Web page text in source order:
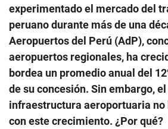
experimentado el mercado del
peruano durante más de una
Aeropuertos del Perú (AdP),
aeropuertos regionales, ha
bordea un promedio anual del
de su concesión. Sin embargo,
infraestructura aeroportuaria no
con este crecimiento. ¿Por qué?